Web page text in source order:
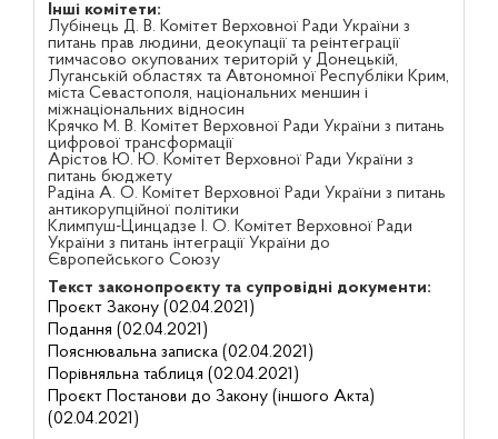
Інші комітети:
Лубінець Д. В. Комітет Верховної Ради України з
питань прав людини, деокупації та реінтеграції
тимчасово окупованих територій у Донецькій,
Луганській областях та Автономної Республіки Крим,
міста Севастополя, національних меншин і
міжнаціональних відносин
Крячко М. В. Комітет Верховної Ради України з питань
цифрової трансформації
Арістов Ю. Ю. Комітет Верховної Ради України з
питань бюджету
Радіна А. О. Комітет Верховної Ради України з питань
антикорупційної політики
Климпуш-Цинцадзе І. О. Комітет Верховної Ради
України з питань інтеграції України до
Європейського Союзу
Текст законопроєкту та супровідні документи:
Проєкт Закону (02.04.2021)
Подання (02.04.2021)
Пояснювальна записка (02.04.2021)
Порівняльна таблиця (02.04.2021)
Проєкт Постанови до Закону (іншого Акта)
(02.04.2021)